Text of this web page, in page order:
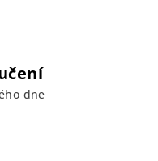
dne